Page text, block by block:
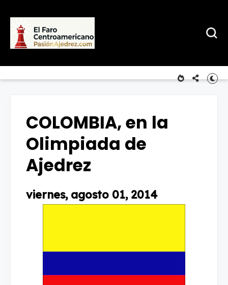
COLOMBIA, en la
Olimpiada de
Ajedrez
viernes, agosto 01, 2014